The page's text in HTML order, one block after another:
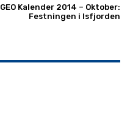
GEO Kalender 2014 – Oktober:
Festningen i Isfjorden